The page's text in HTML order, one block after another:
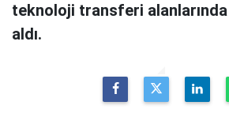
teknoloji transferi
aldı.